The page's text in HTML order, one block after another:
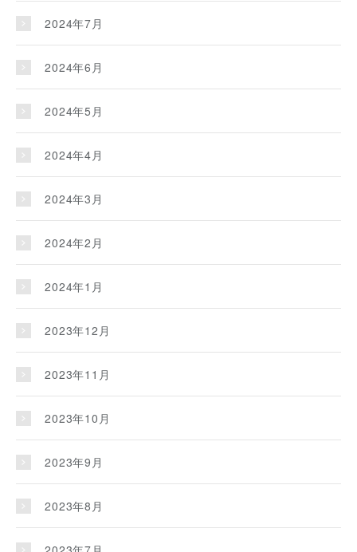
2024年7月
2024年6月
2024年5月
2024年4月
2024年3月
2024年2月
2024年1月
2023年12月
2023年11月
2023年10月
2023年9月
2023年8月